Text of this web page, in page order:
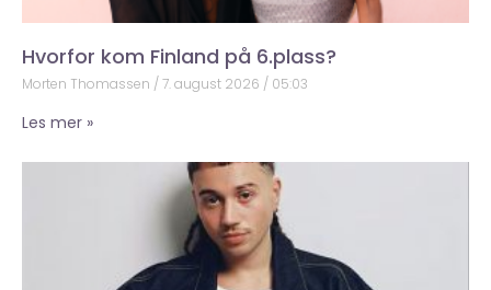
Hvorfor kom Finland på 6.plass?
Morten Thomassen 7. august 2026 05:03
Les mer »